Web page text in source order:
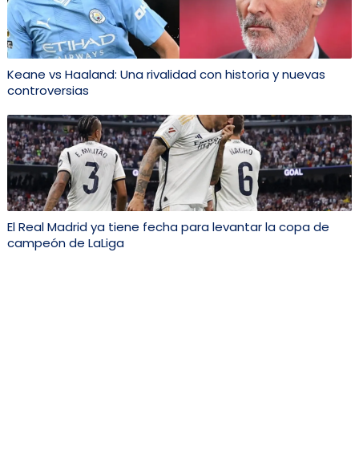
Keane vs Haaland: Una rivalidad con historia y nuevas
controversias
El Real Madrid ya tiene fecha para levantar la copa de
campeón de LaLiga